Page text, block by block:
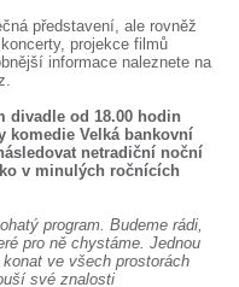
představení, ale rovněž
projekce filmů
informace naleznete na
divadle od 18.00 hodin
komedie Velká bankovní
netradiční noční
v minulých ročnících
program. Budeme rádi,
pro ně chystáme. Jednou
ve všech prostorách
své znalosti